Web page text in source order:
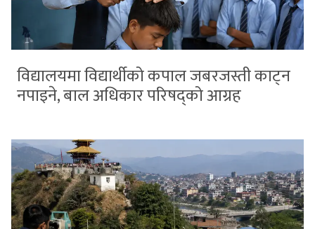
विद्यालयमा विद्यार्थीको कपाल जबरजस्ती काट्न
नपाइने, बाल अधिकार परिषद्को आग्रह